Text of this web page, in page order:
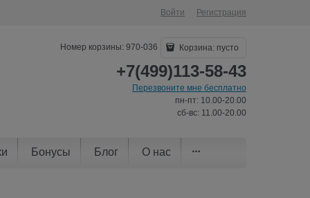
Войти Регистрация
Номер корзины: 970-036 Корзина: пусто
+7(499)113-58-43
Перезвоните мне бесплатно
пн-пт: 10.00-20.00
сб-вс: 11.00-20.00
Бонусы Блог О нас